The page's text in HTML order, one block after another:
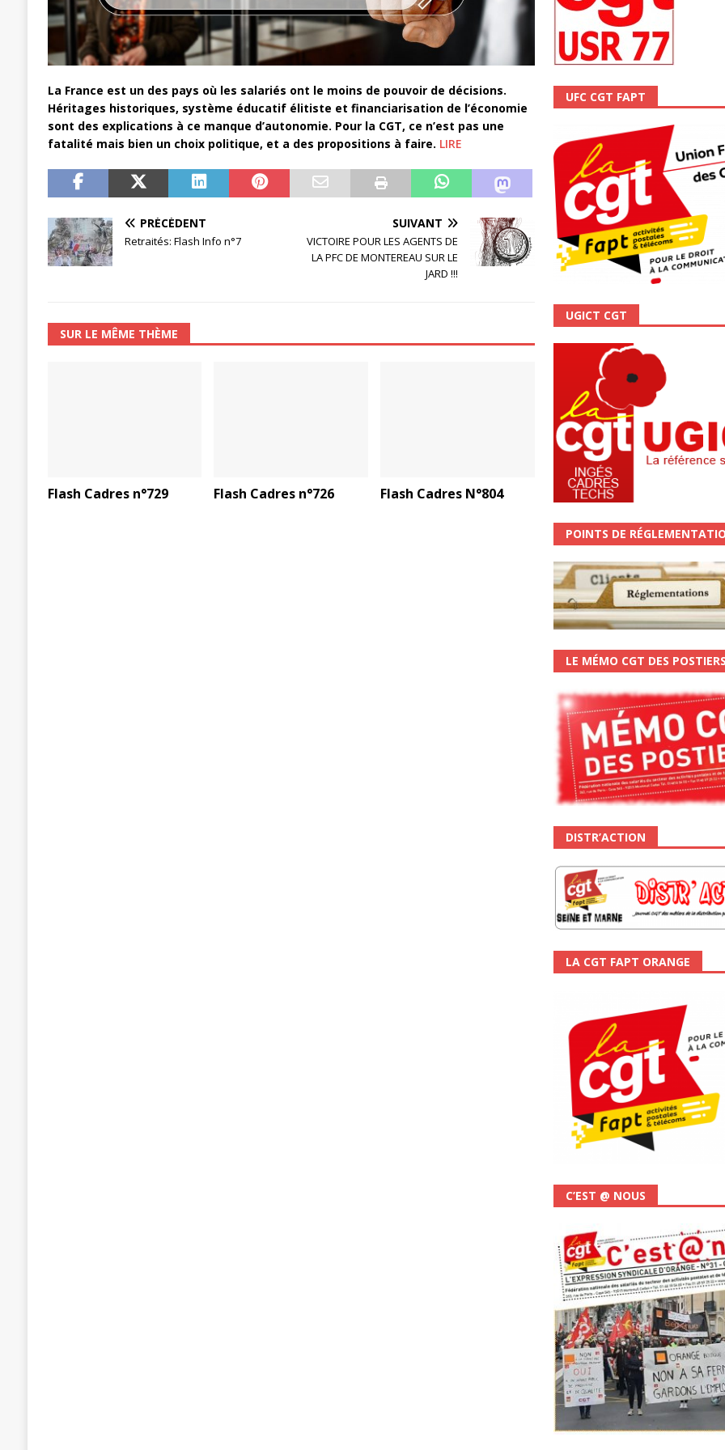
[ 27 avril 2024 ] 1er MAI 2024 ACTUALITÉ
La France est un des pays où les salariés ont le moins de pouvoir de décisions.
Héritages historiques, système éducatif élitiste et financiarisation de l’économie
sont des explications à ce manque d’autonomie. Pour la CGT, ce n’est pas une
fatalité mais bien un choix politique, et a des propositions à faire. LIRE
PRÉCÉDENT
Retraités: Flash Info n°7
SUIVANT
VICTOIRE POUR LES AGENTS DE
LA PFC DE MONTEREAU SUR LE
JARD !!!
SUR LE MÊME THÈME
Flash Cadres n°729 Flash Cadres n°726 Flash Cadres N°804
UFC CGT FAPT
UGICT CGT
POINTS DE
LE MÉMO CGT DES
DISTR’ACTION
LA CGT FAPT ORANGE
C’EST @ NOUS